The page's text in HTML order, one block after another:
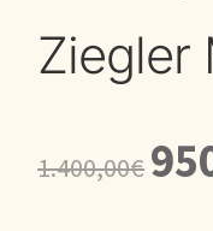
Ziegler
1.400,00€
El
precio